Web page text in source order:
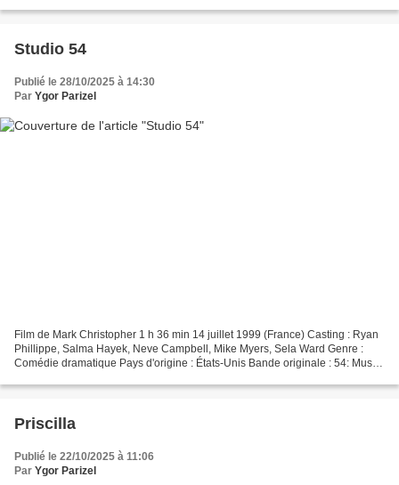
Studio 54
Publié le 28/10/2025 à 14:30
Par Ygor Parizel
Film de Mark Christopher 1 h 36 min 14 juillet 1999 (France) Casting : Ryan
Phillippe, Salma Hayek, Neve Campbell, Mike Myers, Sela Ward Genre :
Comédie dramatique Pays d'origine : États-Unis Bande originale : 54: Music
Priscilla
Publié le 22/10/2025 à 11:06
Par Ygor Parizel